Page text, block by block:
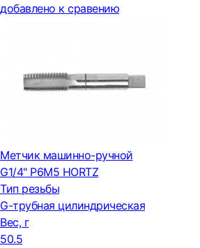
добавлено к сравению
Метчик машинно-ручной
G1/4" Р6М5 HORTZ
Тип резьбы
G-трубная цилиндрическая
Вес, г
50.5